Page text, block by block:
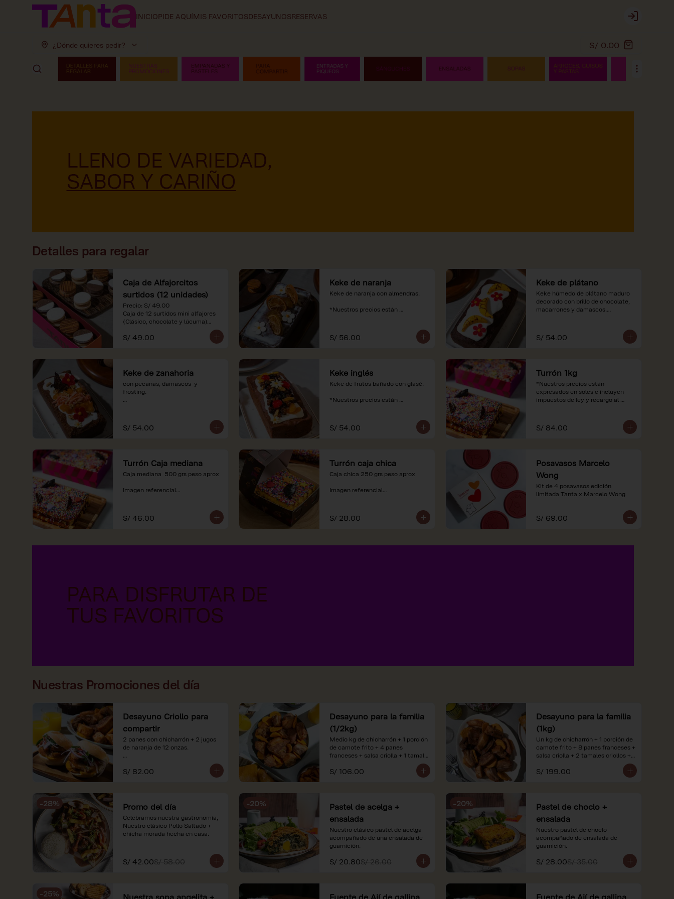
INICIOPIDE AQUÍMIS FAVORITOSDESAYUNOSRESERVAS Login
¿Dónde quieres pedir? S/ 0.00
Detalles para regalar
Caja de Alfajorcitos
surtidos (12 unidades)
Precio: S/ 49.00
Caja de 12 surtidos mini alfajores
(Clásico, chocolate y lúcuma)
*Nuestros precios están
S/ 49.00
Keke de naranja
Keke de naranja con almendras.
*Nuestros precios están
S/ 56.00
Keke de plátano
Keke húmedo de plátano maduro
decorado con brillo de chocolate,
macarrones y damascos.
expresados en soles e incluyen
impuestos de ley y recargo al
S/ 54.00
Keke de zanahoria
con pecanas, damascos  y
frosting.
consumo.
S/ 54.00
Keke inglés
Keke de frutos bañado con glasé.
*Nuestros precios están
S/ 54.00
Turrón 1kg
*Nuestros precios están
expresados en soles e incluyen
impuestos de ley y recargo al
S/ 84.00
Turrón Caja mediana
Caja mediana  500 grs peso aprox
Imagen referencial
expresados en soles e incluyen
impuestos de ley y recargo al
S/ 46.00
Turrón caja chica
Caja chica 250 grs peso aprox
Imagen referencial
expresados en soles e incluyen
impuestos de ley y recargo al
S/ 28.00
Posavasos Marcelo
Wong
Kit de 4 posavasos edición
limitada Tanta x Marcelo Wong
S/ 69.00
Nuestras Promociones del día
Desayuno Criollo para
compartir
2 panes con chicharrón + 2 jugos
de naranja de 12 onzas.
expresados en soles e incluyen
S/ 82.00
Desayuno para la familia
(1/2kg)
Medio kg de chicharrón + 1 porción
de camote frito + 4 panes
franceses + salsa criolla + 1 tamal
criollo + 1 litro de jugo de naranja.
consumo. Imágenes referenciales.
S/ 106.00
Desayuno para la familia
(1kg)
Un kg de chicharrón + 1 porción de
camote frito + 8 panes franceses +
salsa criolla + 2 tamales criollos +
consumo. Imágenes referenciales.
S/ 199.00
-28% Promo del día
Celebramos nuestra gastronomía,
Nuestro clásico Pollo Saltado +
chicha morada hecha en casa.
S/ 42.00S/ 58.00
-20%
Pastel de acelga +
ensalada
Nuestro clásico pastel de acelga
acompañado de una ensalada de
guarnición.
S/ 20.80S/ 26.00
-20%
Pastel de choclo +
ensalada
Nuestro pastel de choclo
acompañado de ensalada de
guarnición.
S/ 28.00S/ 35.00
-25%
Nuestra sopa angelita +
Fuente de Ají de gallina
Fuente de Ají de gallina